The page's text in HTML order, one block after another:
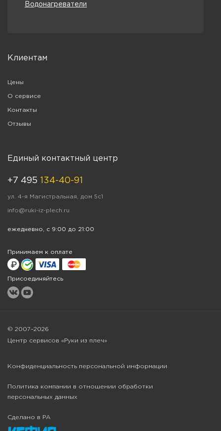
Водонагреватели
Клиентам
Цены
О сервисе
Контакты
Отзывы
Единый контактный центр
+7 495 134-40-91
ул. 4-я Магистральная, дом 5с1
info@ruki-iz-plech.ru
ежедневно, с 9:00 до 21:00
Принимаем к оплате
Присоединяйтесь
© 2007–2026
Центр сервисов «Руки из плеч»
Конфиденциальность персональной информации
Политика компании в отношении обработки
персональных данных
Сделано в РА